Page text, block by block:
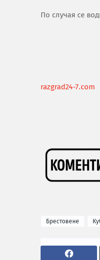
По случая се
razgrad24-7.com
Брестовене